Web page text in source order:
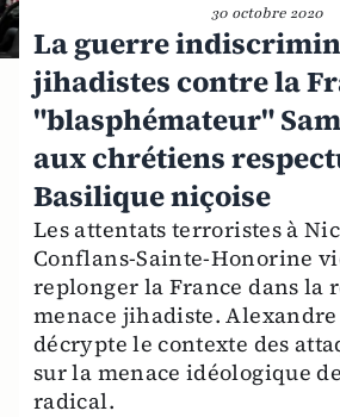
30 octobre 2020
La guerre
jihadistes contre la
"blasphémateur"
aux chrétiens
Basilique niçoise
Les attentats terroristes à
Conflans-Sainte-Honorine
replonger la France dans la
menace jihadiste.
décrypte le contexte des
sur la menace idéologique
radical.